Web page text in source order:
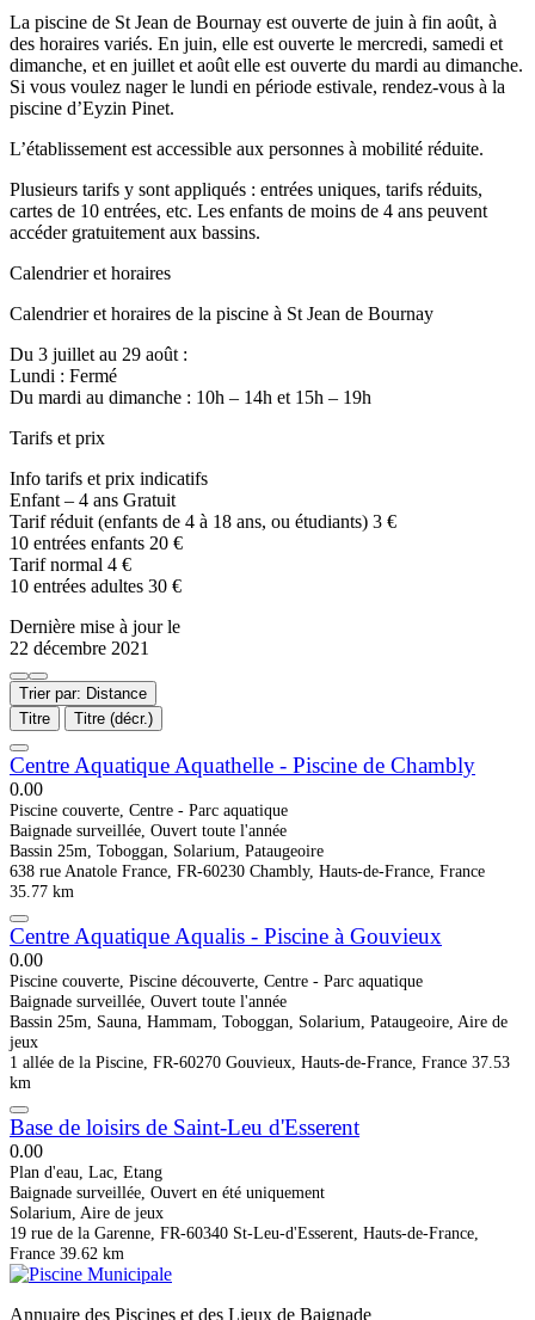
La piscine de St Jean de Bournay est ouverte de juin à fin août, à
des horaires variés. En juin, elle est ouverte le mercredi, samedi et
dimanche, et en juillet et août elle est ouverte du mardi au dimanche.
Si vous voulez nager le lundi en période estivale, rendez-vous à la
piscine d’Eyzin Pinet.
L’établissement est accessible aux personnes à mobilité réduite.
Plusieurs tarifs y sont appliqués : entrées uniques, tarifs réduits,
cartes de 10 entrées, etc. Les enfants de moins de 4 ans peuvent
accéder gratuitement aux bassins.
Calendrier et horaires
Calendrier et horaires de la piscine à St Jean de Bournay
Du 3 juillet au 29 août :
Lundi : Fermé
Du mardi au dimanche : 10h – 14h et 15h – 19h
Tarifs et prix
Info tarifs et prix indicatifs
Enfant – 4 ans Gratuit
Tarif réduit (enfants de 4 à 18 ans, ou étudiants) 3 €
10 entrées enfants 20 €
Tarif normal 4 €
10 entrées adultes 30 €
Dernière mise à jour le
22 décembre 2021
Trier par: Distance
Titre
Titre (décr.)
Centre Aquatique Aquathelle - Piscine de Chambly
0.00
Piscine couverte, Centre - Parc aquatique
Baignade surveillée, Ouvert toute l'année
Bassin 25m, Toboggan, Solarium, Pataugeoire
638 rue Anatole France, FR-60230 Chambly, Hauts-de-France, France
35.77 km
Centre Aquatique Aqualis - Piscine à Gouvieux
0.00
Piscine couverte, Piscine découverte, Centre - Parc aquatique
Baignade surveillée, Ouvert toute l'année
Bassin 25m, Sauna, Hammam, Toboggan, Solarium, Pataugeoire, Aire de
jeux
1 allée de la Piscine, FR-60270 Gouvieux, Hauts-de-France, France 37.53
km
Base de loisirs de Saint-Leu d'Esserent
0.00
Plan d'eau, Lac, Etang
Baignade surveillée, Ouvert en été uniquement
Solarium, Aire de jeux
19 rue de la Garenne, FR-60340 St-Leu-d'Esserent, Hauts-de-France,
France 39.62 km
Annuaire des Piscines et des Lieux de Baignade